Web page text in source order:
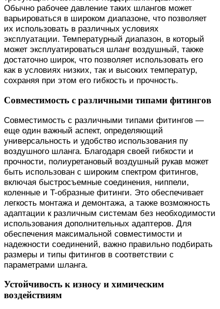
Обычно рабочее давление таких шлангов может
варьироваться в широком диапазоне, что позволяет
их использовать в различных условиях
эксплуатации. Температурный диапазон, в который
может эксплуатироваться шланг воздушный, также
достаточно широк, что позволяет использовать его
как в условиях низких, так и высоких температур,
сохраняя при этом его гибкость и прочность.
Совместимость с различными типами фитингов
Совместимость с различными типами фитингов —
еще один важный аспект, определяющий
универсальность и удобство использования пу
воздушного шланга. Благодаря своей гибкости и
прочности, полиуретановый воздушный рукав может
быть использован с широким спектром фитингов,
включая быстросъемные соединения, ниппели,
коленные и T-образные фитинги. Это обеспечивает
легкость монтажа и демонтажа, а также возможность
адаптации к различным системам без необходимости
использования дополнительных адаптеров. Для
обеспечения максимальной совместимости и
надежности соединений, важно правильно подбирать
размеры и типы фитингов в соответствии с
параметрами шланга.
Устойчивость к износу и химическим
воздействиям